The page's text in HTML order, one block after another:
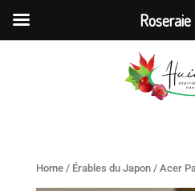
Home/ Érables du Japon/ Acer
Roseraie